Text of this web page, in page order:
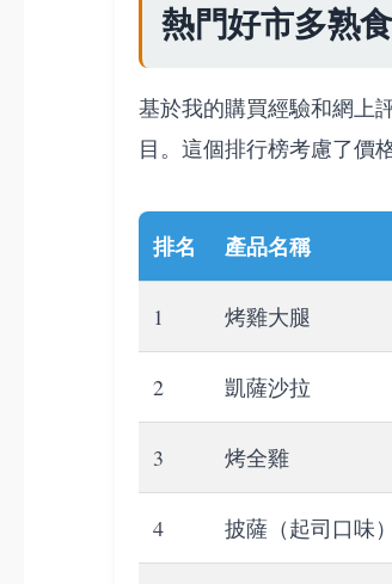
熱門好市多熟
基於我的購買經驗和網上
目。這個排行榜考慮了價
排名 產品名稱
1 烤雞大腿
2 凱薩沙拉
3 烤全雞
4 披薩（起司口味）